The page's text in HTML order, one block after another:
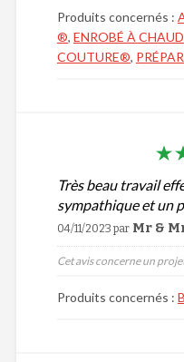
Produits concernés :
®, ENROBÉ À CHAUD
COUTURE®,
Très beau travail
sympathique et un
04/11/2023 par Mr &
Cet avis concerne un
Produits concernés :